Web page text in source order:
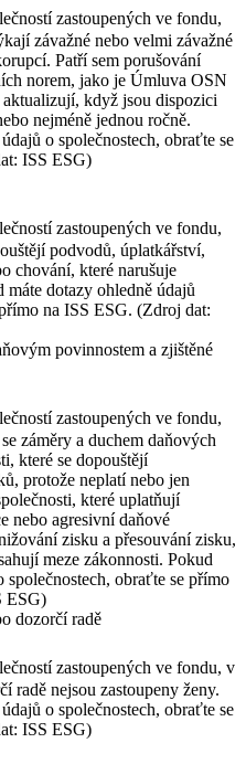
zastoupených ve fondu,
závažné nebo velmi závažné
Patří sem porušování
norem, jako je Úmluva OSN
když jsou dispozici
nejméně jednou ročně.
o společnostech, obraťte se
ISS ESG)
zastoupených ve fondu,
podvodů, úplatkářství,
chování, které narušuje
máte dotazy ohledně údajů
na ISS ESG. (Zdroj dat:
povinnostem a zjištěné
zastoupených ve fondu,
záměry a duchem daňových
které se dopouštějí
protože neplatí nebo jen
které uplatňují
nebo agresivní daňové
zisku a přesouvání zisku,
meze zákonnosti. Pokud
společnostech, obraťte se přímo
ESG)
dozorčí radě
zastoupených ve fondu, v
radě nejsou zastoupeny ženy.
o společnostech, obraťte se
ISS ESG)